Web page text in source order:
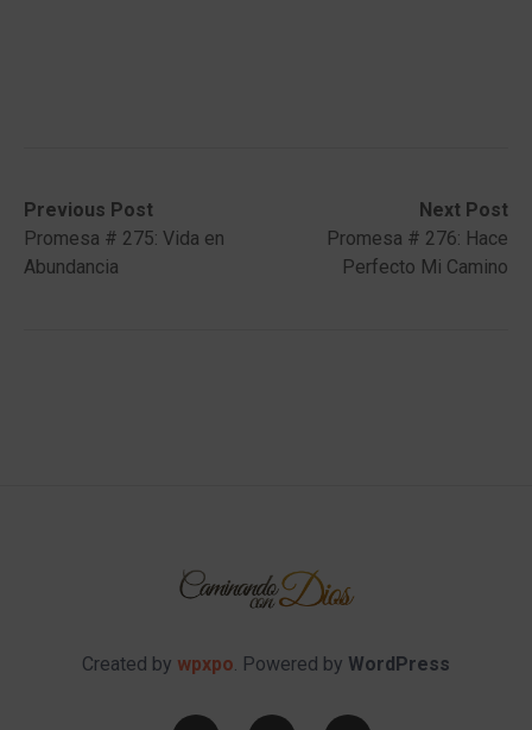
Post
navigation
Previous Post
Previous
post:Promesa # 275: Vida en
Abundancia
Next Post
Next
post:
Promesa # 276: Hace
Perfecto Mi Camino
Created by wpxpo. Powered by WordPress